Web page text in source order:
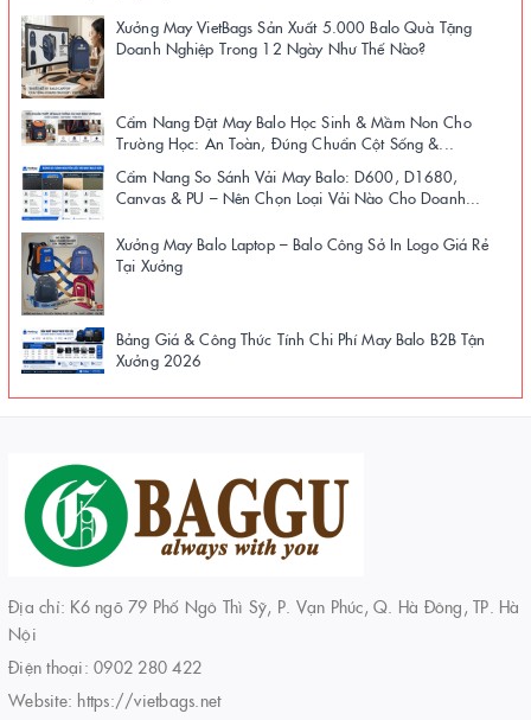
Xưởng May VietBags Sản Xuất 5.000 Balo Quà Tặng
Doanh Nghiệp Trong 12 Ngày Như Thế Nào?
Cẩm Nang Đặt May Balo Học Sinh & Mầm Non Cho
Trường Học: An Toàn, Đúng Chuẩn Cột Sống &...
Cẩm Nang So Sánh Vải May Balo: D600, D1680,
Canvas & PU – Nên Chọn Loại Vải Nào Cho Doanh...
Xưởng May Balo Laptop – Balo Công Sở In Logo Giá Rẻ
Tại Xưởng
Bảng Giá & Công Thức Tính Chi Phí May Balo B2B Tận
Xưởng 2026
Địa chỉ: K6 ngõ 79 Phố Ngô Thì Sỹ, P. Vạn Phúc, Q. Hà Đông, TP. Hà
Nội
Điện thoại: 0902 280 422
Website: https://vietbags.net